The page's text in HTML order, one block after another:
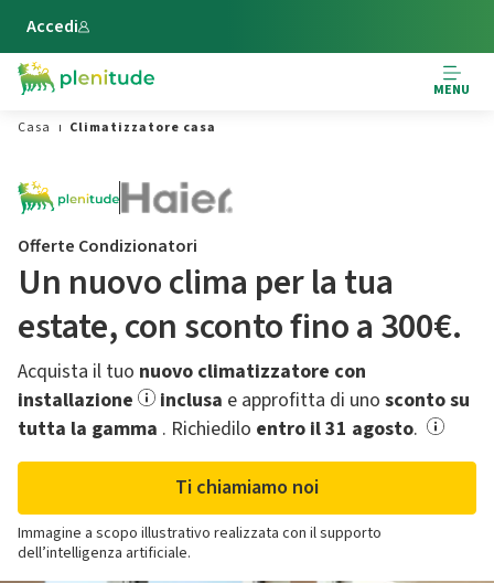
Vai al contenuto principale
Accedi
MENU
Casa
Climatizzatore casa
Offerte Condizionatori
Un nuovo clima per la tua
estate,​ con sconto fino a 300€.
Acquista il tuo nuovo climatizzatore con
installazione
inclusa e approfitta di uno sconto su
tutta la gamma .​ Richiedilo entro il 31 agosto.
Ti chiamiamo noi
Immagine a scopo illustrativo realizzata con il supporto
dell’intelligenza artificiale.